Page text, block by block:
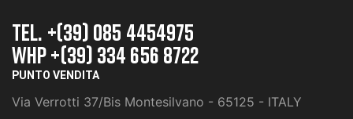
TEL. +(39) 085 4454975
whp +(39) 334 656 8722
PUNTO VENDITA
Via Verrotti 37/Bis Montesilvano - 65125 - ITALY